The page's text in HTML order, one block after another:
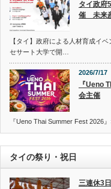
タイ政府
催 未来
【タイ】政府による人材育成イ
セサート大学で開…
2026/7/17
『Ueno
会主催
『Ueno Thai Summer Fest
タイの祭り・祝日
三連休3